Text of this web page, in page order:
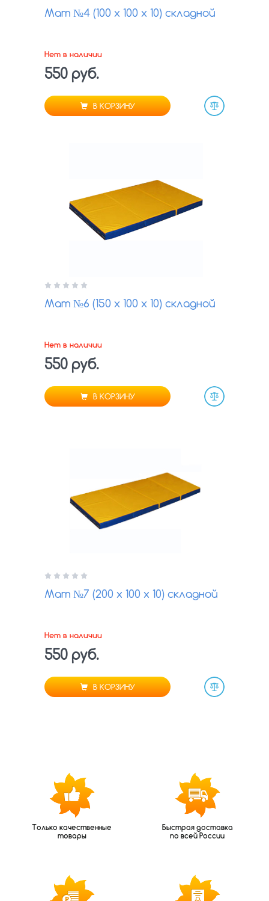
Мат №4 (100 х 100 х 10) складной
Нет в наличии
550 руб.
В КОРЗИНУ
Мат №6 (150 х 100 х 10) складной
Нет в наличии
550 руб.
В КОРЗИНУ
Мат №7 (200 х 100 х 10) складной
Нет в наличии
550 руб.
В КОРЗИНУ
Только качественные
товары
Быстрая доставка
по всей России